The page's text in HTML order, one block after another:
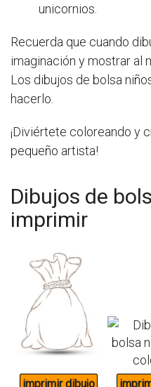
unicornios.
Recuerda que cuando
imaginación y mostrar al
Los dibujos de bolsa
hacerlo.
¡Diviértete coloreando y
pequeño artista!
Dibujos de
imprimir